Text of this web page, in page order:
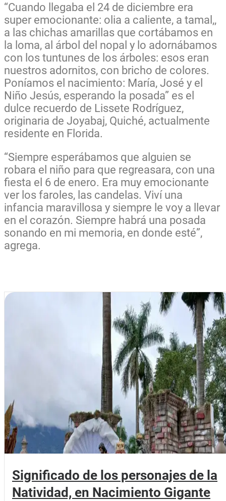
“Cuando llegaba el 24 de diciembre era
super emocionante: olia a caliente, a tamal,,
a las chichas amarillas que cortábamos en
la loma, al árbol del nopal y lo adornábamos
con los tuntunes de los árboles: esos eran
nuestros adornitos, con bricho de colores.
Poníamos el nacimiento: María, José y el
Niño Jesús, esperando la posada” es el
dulce recuerdo de Lissete Rodríguez,
originaria de Joyabaj, Quiché, actualmente
residente en Florida.
“Siempre esperábamos que alguien se
robara el niño para que regreasara, con una
fiesta el 6 de enero. Era muy emocionante
ver los faroles, las candelas. Viví una
infancia maravillosa y siempre le voy a llevar
en el corazón. Siempre habrá una posada
sonando en mi memoria, en donde esté”,
agrega.
Significado de los personajes de la
Natividad, en Nacimiento Gigante